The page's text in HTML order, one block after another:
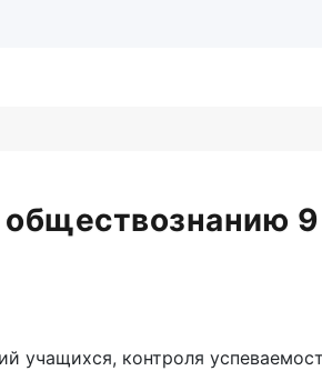
9
учащихся, контроля